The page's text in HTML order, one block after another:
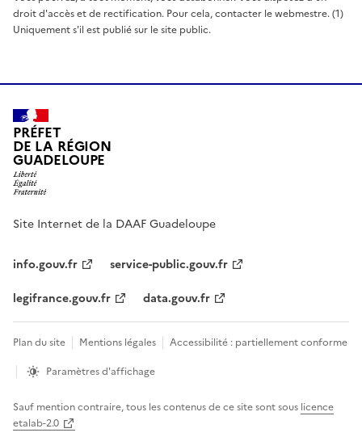
droit d'accès et de rectification. Pour cela, contacter le webmestre. (1)
Uniquement s'il est publié sur le site public.
PRÉFET
DE LA RÉGION
GUADELOUPE
Site Internet de la DAAF Guadeloupe
info.gouv.fr
service-public.gouv.fr
legifrance.gouv.fr
data.gouv.fr
Plan du site Mentions légales
Accessibilité : partiellement conforme
Paramètres d'affichage
Sauf mention contraire, tous les contenus de ce site sont sous licence
etalab-2.0